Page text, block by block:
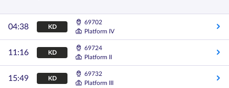
04:38 KD
69702
Platform IV
11:16 KD
69724
Platform II
15:49 KD
69732
Platform III